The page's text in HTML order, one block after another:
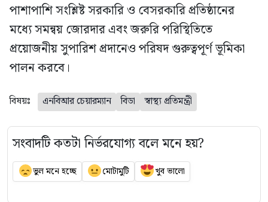
পাশাপাশি সংশ্লিষ্ট সরকারি ও বেসরকারি প্রতিষ্ঠানের
মধ্যে সমন্বয় জোরদার এবং জরুরি পরিস্থিতিতে
প্রয়োজনীয় সুপারিশ প্রদানেও পরিষদ গুরুত্বপূর্ণ ভূমিকা
পালন করবে।
বিষয়ঃ এনবিআর চেয়ারম্যান বিডা স্বাস্থ্য প্রতিমন্ত্রী
সংবাদটি কতটা নির্ভরযোগ্য বলে মনে হয়?
ভুল মনে হচ্ছে মোটামুটি খুব ভালো